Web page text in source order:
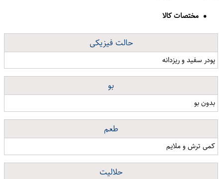
مختصات کالا
حالت فیزیکی
پودر سفید و ریزدانه
بو
بدون بو
طعم
کمی ترش و ملایم
حلالیت